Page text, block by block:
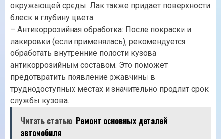
окружающей среды. Лак также придает поверхности
блеск и глубину цвета.
– Антикоррозийная обработка: После покраски и
лакировки (если применялась)‚ рекомендуется
обработать внутренние полости кузова
антикоррозийным составом. Это поможет
предотвратить появление ржавчины в
труднодоступных местах и значительно продлит срок
службы кузова.
Читать статью Ремонт основных деталей
автомобиля